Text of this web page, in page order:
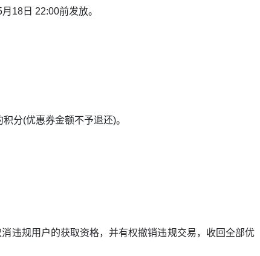
18日 22:00前发放。
分(优惠券金额不予退还)。
违规用户的获取资格，并有权撤销违规交易，收回全部优